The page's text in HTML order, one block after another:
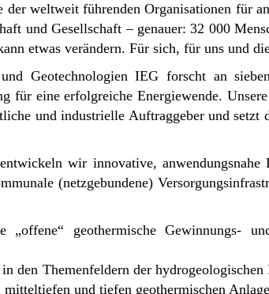
der weltweit führenden Organisationen für
und Gesellschaft – genauer: 32 000
etwas verändern. Für sich, für uns und
Geotechnologien IEG forscht an
für eine erfolgreiche Energiewende.
und industrielle Auftraggeber und setzt
wir innovative,
(netzgebundene)
„offene“ geothermische Gewinnungs-
den Themenfeldern der
und tiefen geothermischen